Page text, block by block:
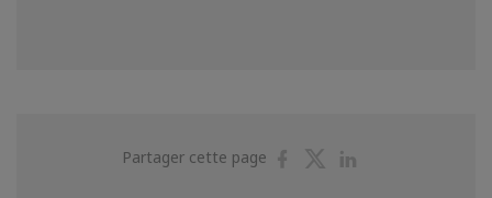
Partager cette page
PartagerPartager